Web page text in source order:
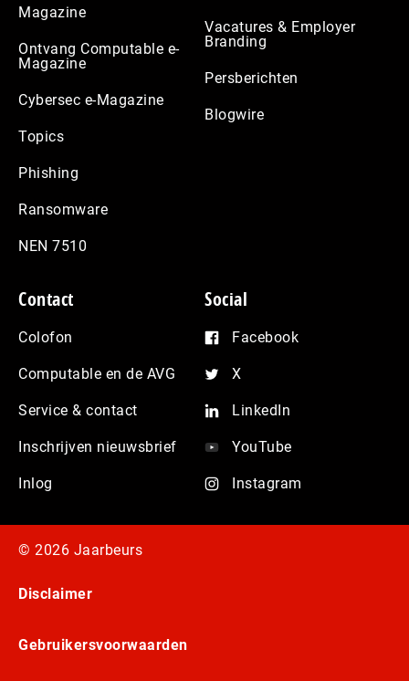
Magazine
Ontvang Computable e-
Magazine
Cybersec e-Magazine
Topics
Phishing
Ransomware
NEN 7510
Vacatures & Employer
Branding
Persberichten
Blogwire
Contact
Colofon
Computable en de AVG
Service & contact
Inschrijven nieuwsbrief
Inlog
Social
Facebook
X
LinkedIn
YouTube
Instagram
© 2026 Jaarbeurs
Disclaimer
Gebruikersvoorwaarden